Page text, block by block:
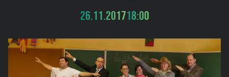
26.11.201718:00